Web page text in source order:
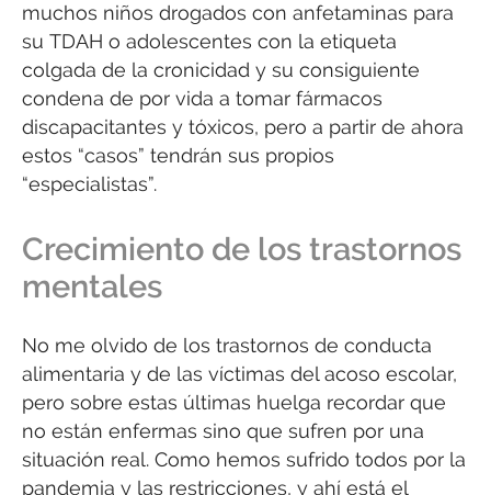
muchos niños drogados con anfetaminas para
su TDAH o adolescentes con la etiqueta
colgada de la cronicidad y su consiguiente
condena de por vida a tomar fármacos
discapacitantes y tóxicos, pero a partir de ahora
estos “casos” tendrán sus propios
“especialistas”.
Crecimiento de los trastornos
mentales
No me olvido de los trastornos de conducta
alimentaria y de las víctimas del acoso escolar,
pero sobre estas últimas huelga recordar que
no están enfermas sino que sufren por una
situación real. Como hemos sufrido todos por la
pandemia y las restricciones, y ahí está el